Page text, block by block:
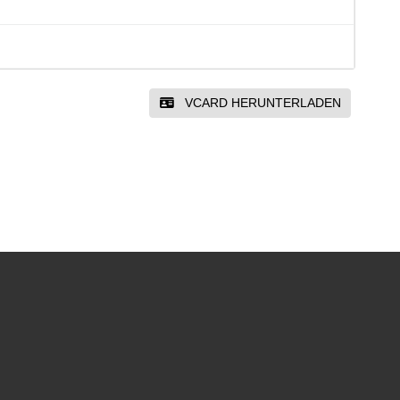
VCARD HERUNTERLADEN